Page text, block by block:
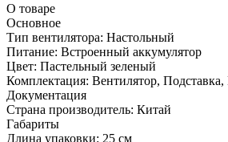
О товаре
Основное
Тип вентилятора: Настольный
Питание: Встроенный аккумулятор
Цвет: Пастельный зеленый
Комплектация: Вентилятор, Подставка,
Документация
Страна производитель: Китай
Габариты
Длина упаковки: 25 см